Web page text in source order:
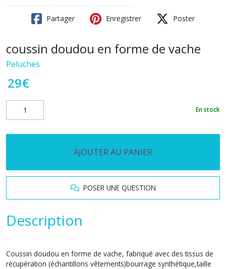
Partager Enregistrer Poster
coussin doudou en forme de vache
Peluches
29€
En stock
AJOUTER AU PANIER
POSER UNE QUESTION
Description
Coussin doudou en forme de vache, fabriqué avec des tissus de
récupération (échantillons vêtements)bourrage synthétique,taille